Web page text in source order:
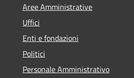
Aree Amministrative
Uffici
Enti e fondazioni
Politici
Personale Amministrativo